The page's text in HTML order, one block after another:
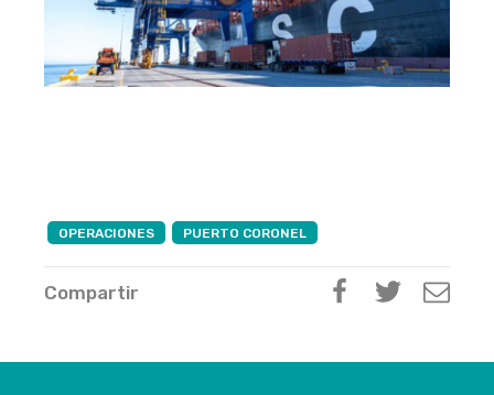
OPERACIONES PUERTO CORONEL
Compartir